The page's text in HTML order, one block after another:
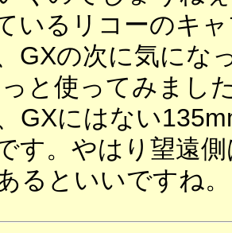
いるリコーのキ
GXの次に気にな
と使ってみまし
GXにはない
す。やはり望遠
るといいですね。